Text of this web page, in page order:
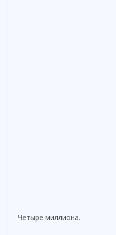
Четыре миллиона.